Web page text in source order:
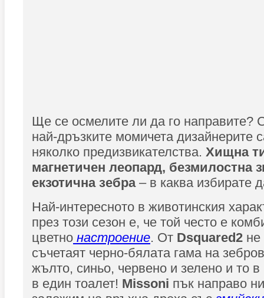
Ще се осмелите ли да го направите?
най-дръзките момичета дизайнерите
няколко предизвикателства. Хищна
магнетичен леопард, безмилостна
екзотична зебра– в каква избирате
Най-интересното в животинския
през този сезон е, че той често е
цветно настроение. От Dsquared2 не
съчетаят черно-бялата гама на
жълто, синьо, червено и зелено и то в
в един тоалет! Missoni пък направо